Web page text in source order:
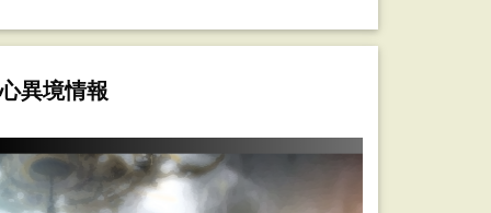
異境情報